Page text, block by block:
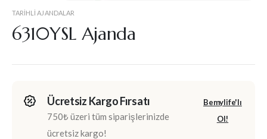
TARIHLI AJANDALAR
6310YSL Ajanda
Ücretsiz Kargo Fırsatı
750₺ üzeri tüm siparişlerinizde
ücretsiz kargo!
Bemylife'lı
Ol!